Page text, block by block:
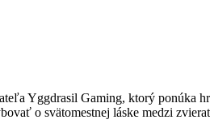
Yggdrasil Gaming, ktorý ponúka
o svätomestnej láske medzi